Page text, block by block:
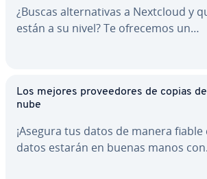
¿Buscas al­te­r­na­ti­vas a Nextcloud y
están a su nivel? Te ofrecemos un…
Los mejores pro­vee­do­res de copias
nube
¡Asegura tus datos de manera fiable
datos estarán en buenas manos